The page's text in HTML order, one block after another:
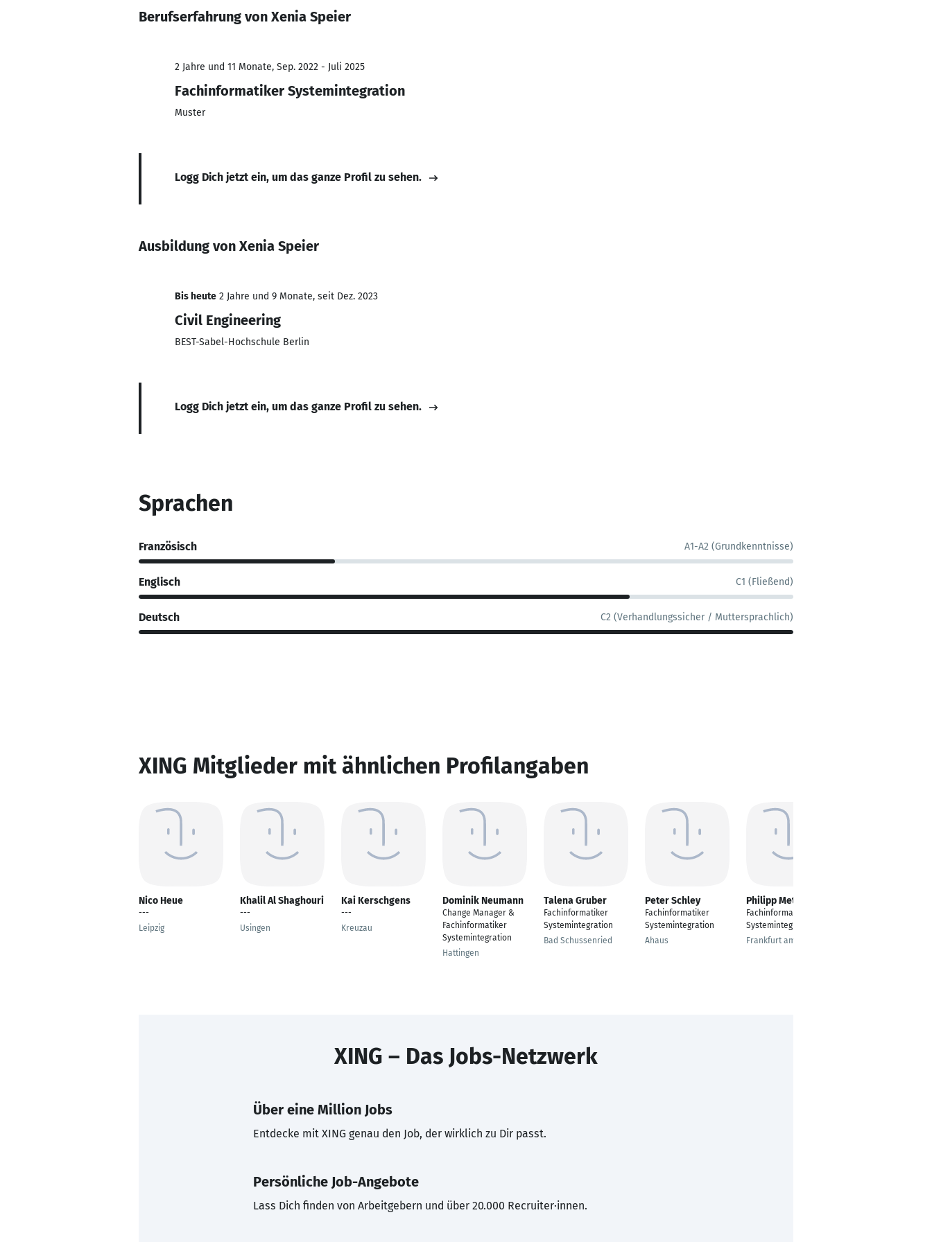
Berufserfahrung von Xenia Speier
2 Jahre und 11 Monate, Sep. 2022 - Juli 2025
Fachinformatiker Systemintegration
Muster
Logg Dich jetzt ein, um das ganze Profil zu sehen.
Ausbildung von Xenia Speier
Bis heute 2 Jahre und 9 Monate, seit Dez. 2023
Civil Engineering
BEST-Sabel-Hochschule Berlin
Logg Dich jetzt ein, um das ganze Profil zu sehen.
Sprachen
Französisch A1-A2 (Grundkenntnisse)
Englisch C1 (Fließend)
Deutsch C2 (Verhandlungssicher / Muttersprachlich)
XING Mitglieder mit ähnlichen Profilangaben
Nico Heue
---
Leipzig
Khalil Al Shaghouri
---
Usingen
Kai Kerschgens
---
Kreuzau
Dominik Neumann
Change Manager &
Fachinformatiker
Systemintegration
Hattingen
Talena Gruber
Fachinformatiker
Systemintegration
Bad Schussenried
Peter Schley
Fachinformatiker
Systemintegration
Ahaus
Philipp Metz
Fachinformatiker
Systemintegration
Frankfurt am Main
XING – Das Jobs-Netzwerk
Über eine Million Jobs
Entdecke mit XING genau den Job, der wirklich zu Dir passt.
Persönliche Job-Angebote
Lass Dich finden von Arbeitgebern und über 20.000 Recruiter·innen.